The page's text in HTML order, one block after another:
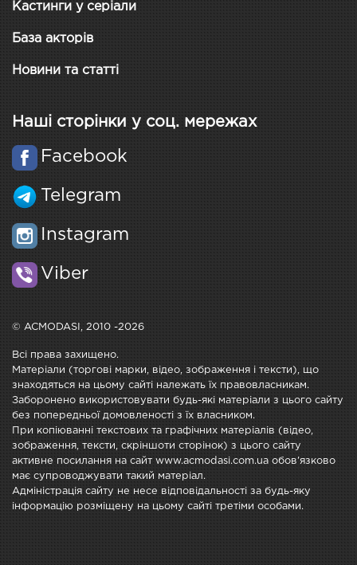
Кастинги у серіали
База акторів
Новини та статті
Наші сторінки у соц. мережах
Facebook
Telegram
Instagram
Viber
© ACMODASI, 2010 -2026
Всі права захищено.
Матеріали (торгові марки, відео, зображення і тексти), що
знаходяться на цьому сайті належать їх правовласникам.
Заборонено використовувати будь-які матеріали з цього сайту
без попередньої домовленості з їх власником.
При копіюванні текстових та графічних матеріалів (відео,
зображення, тексти, скріншоти сторінок) з цього сайту
активне посилання на сайт www.acmodasi.com.ua обов'язково
має супроводжувати такий матеріал.
Адміністрація сайту не несе відповідальності за будь-яку
інформацію розміщену на цьому сайті третіми особами.